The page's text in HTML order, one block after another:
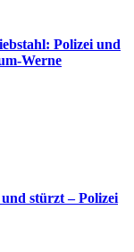
Polizei und
Werne
stürzt – Polizei